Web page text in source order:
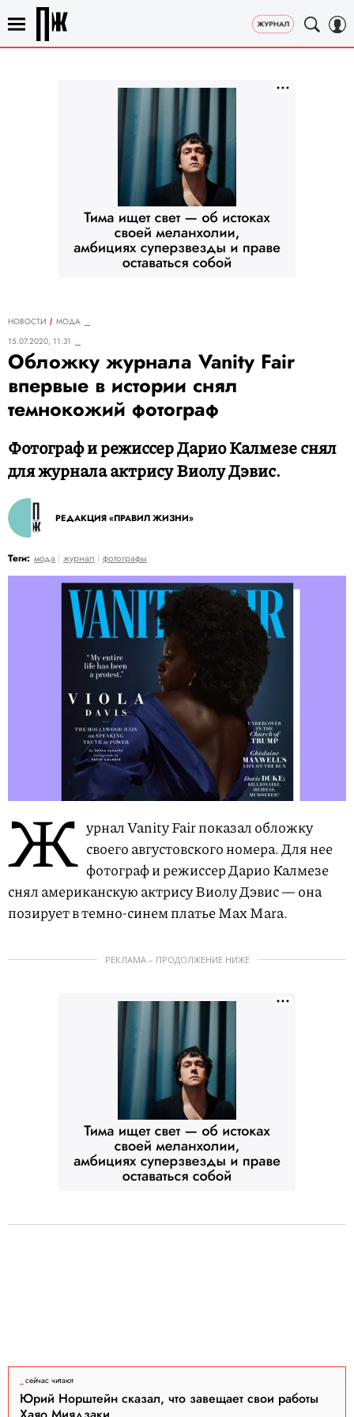
НОВОСТИ
МОДА
15.07.2020, 11:31
Обложку журнала Vanity Fair
впервые в истории снял
темнокожий фотограф
Фотограф и режиссер Дарио Калмезе снял
для журнала актрису Виолу Дэвис.
РЕДАКЦИЯ «ПРАВИЛ ЖИЗНИ»
Теги: мода журнал фотографы
Ж урнал Vanity Fair показал обложку
своего августовского номера. Для нее
фотограф и режиссер Дарио Калмезе
снял американскую актрису Виолу Дэвис — она
позирует в темно-синем платье Max Mara.
РЕКЛАМА – ПРОДОЛЖЕНИЕ НИЖЕ
сейчас читают
Юрий Норштейн сказал, что завещает свои работы